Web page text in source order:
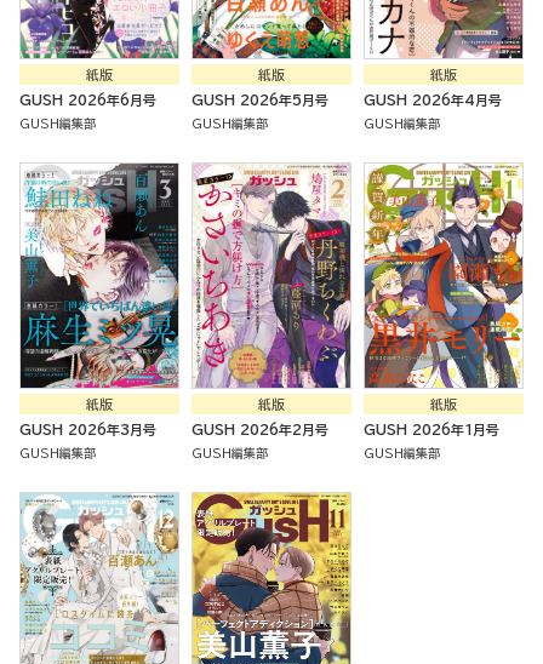
紙版
GUSH 2026年6月号
GUSH編集部
紙版
GUSH 2026年5月号
GUSH編集部
紙版
GUSH 2026年4月号
GUSH編集部
紙版
GUSH 2026年3月号
GUSH編集部
紙版
GUSH 2026年2月号
GUSH編集部
紙版
GUSH 2026年1月号
GUSH編集部